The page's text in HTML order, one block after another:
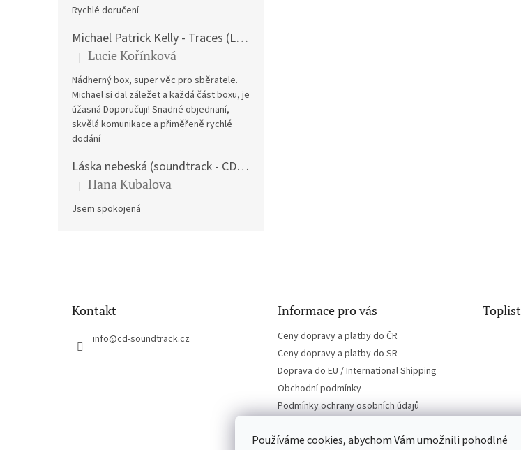
Používáme cookies, abychom Vám umožnili pohodlné
Rychlé doručení
Michael Patrick Kelly - Traces (Limited Edition) (Premium Box-Set) (LP)
Hodnocení produktu je 5 z 5 hvězdiček.
| Lucie Kořínková
Nádherný box, super věc pro sběratele.
Michael si dal záležet a každá část boxu, je
úžasná Doporučuji! Snadné objednaní,
skvělá komunikace a přiměřeně rychlé
dodání
Láska nebeská (soundtrack - CD) Love Actually
Hodnocení produktu je 5 z 5 hvězdiček.
| Hana Kubalova
Jsem spokojená
Kontakt
info@cd-soundtrack.cz
Informace pro vás
Ceny dopravy a platby do ČR
Ceny dopravy a platby do SR
Doprava do EU / International Shipping
Obchodní podmínky
Podmínky ochrany osobních údajů
Toplist